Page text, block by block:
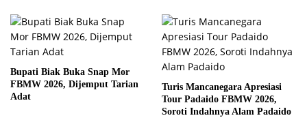
Bupati Biak Buka Snap Mor
FBMW 2026, Dijemput Tarian
Adat
Turis Mancanegara Apresiasi
Tour Padaido FBMW 2026,
Soroti Indahnya Alam Padaido